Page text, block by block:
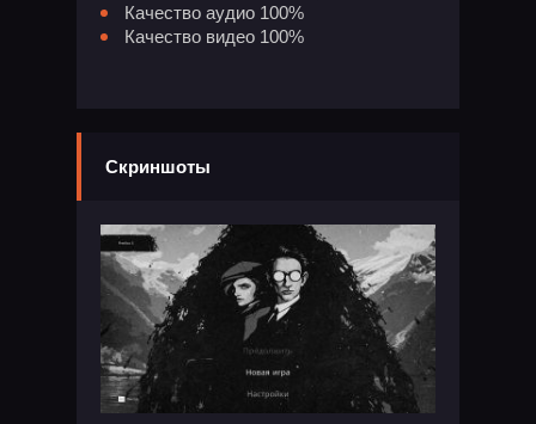
Качество аудио 100%
Качество видео 100%
Скриншоты